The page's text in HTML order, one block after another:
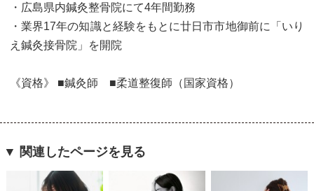
・広島県内鍼灸整骨院にて4年間勤務
・業界17年の知識と経験をもとに廿日市市地御前に「いり
え鍼灸接骨院」を開院
《資格》 ■鍼灸師 ■柔道整復師（国家資格）
▼ 関連したページを見る